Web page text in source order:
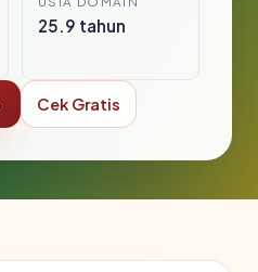
25.9 tahun
Cek Gratis